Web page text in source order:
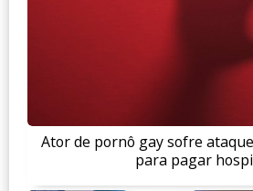
Ator de pornô gay sofre
para pagar